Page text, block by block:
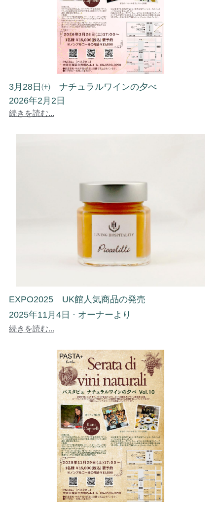
3月28日㈯ ナチュラルワインの夕べ
2026年2月2日
続きを読む...
EXPO2025 UK館人気商品の発売
2025年11月4日 · オーナーより
続きを読む...